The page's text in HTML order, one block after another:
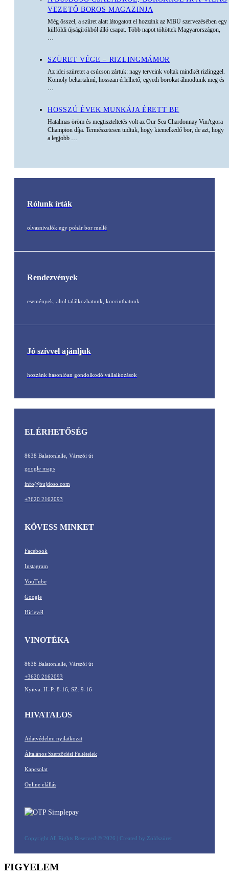
VEZETŐ BOROS MAGAZINJA
Még ősszel, a szüret alatt látogatott el hozzánk az MBÜ szervezésében egy
külföldi újságírókból álló csapat. Több napot töltöttek Magyarországon,
SZÜRET VÉGE – RIZLINGMÁMOR
Az idei szüretet a csúcson zártuk: nagy terveink voltak mindkét rizlinggel.
Komoly beltartalmú, hosszan érlelhető, egyedi borokat álmodtunk meg és
HOSSZÚ ÉVEK MUNKÁJA ÉRETT BE
Hatalmas öröm és megtiszteltetés volt az Our Sea Chardonnay VinAgora
Champion díja. Természetesen tudtuk, hogy kiemelkedő bor, de azt, hogy
a legjobb
Rólunk írták
olvasnivalók egy pohár bor mellé
Rendezvények
események, ahol találkozhatunk, koccinthatunk
Jó szívvel ajánljuk
hozzánk hasonlóan gondolkodó vállalkozások
ELÉRHETŐSÉG
8638 Balatonlelle, Várszói út
google maps
info@bujdoso.com
+3620 2162093
KÖVESS MINKET
Facebook
Instagram
YouTube
Google
Hírlevél
VINOTÉKA
8638 Balatonlelle, Várszói út
+3620 2162093
Nyitva: H–P: 8-16, SZ: 9-16
HIVATALOS
Adatvédelmi nyilatkozat
Általános Szerződési Feltételek
Kapcsolat
Online elállás
Copyright All Rights Reserved © 2026 | Created by Zöldszüret
FIGYELEM